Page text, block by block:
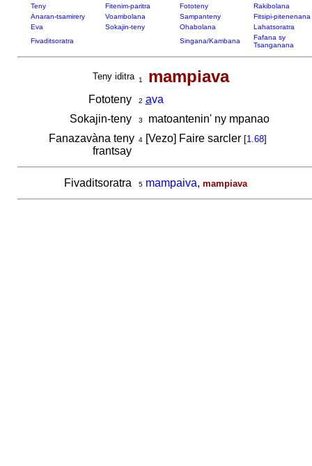
Teny Fitenim-paritra Fototeny
Rakibolana
Anaran-tsamirery
Voambolana Sampanteny
Fitsipi-pitenenana
Eva
Sokajin-teny Ohabolana
Lahatsoratra
Fivaditsoratra
Singana/Kambana
Fafana sy
Tsanganana
Teny iditra 1 mampiava
Fototeny 2 ava
Sokajin-teny
3
matoantenin' ny mpanao
Fanazavàna teny
frantsay
4[Vezo] Faire sarcler [1.68]
Fivaditsoratra 5 mampaiva, mampiava